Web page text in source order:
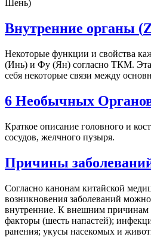
Шень)
Внутренние органы (
Некоторые функции и свойства
(Инь) и Фу (Ян) согласно ТКМ. Эта
себя некоторые связи между
6 Необычных
Краткое описание головного и
сосудов, желчного пузыря.
Причины
Согласно канонам китайской
возникновения заболеваний
внутренние. К внешним причинам
факторы (шесть напастей);
ранения; укусы насекомых и